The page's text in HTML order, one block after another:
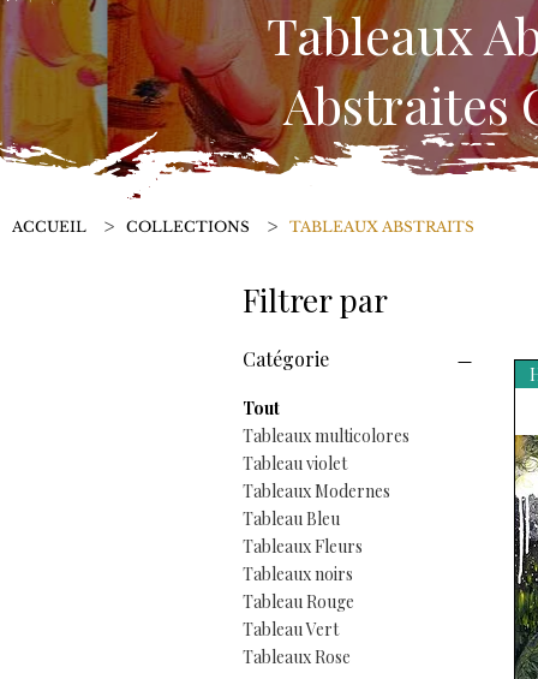
Tableaux
Abstraites
ACCUEIL > COLLECTIONS > TABLEAUX ABSTRAITS
Filtrer par
Catégorie
Tout
Tableaux multicolores
Tableau violet
Tableaux Modernes
Tableau Bleu
Tableaux Fleurs
Tableaux noirs
Tableau Rouge
Tableau Vert
Tableaux Rose